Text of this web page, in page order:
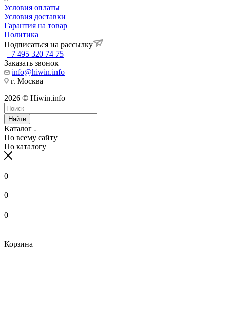
Условия оплаты
Условия доставки
Гарантия на товар
Политика
Подписаться на рассылку
+7 495 320 74 75
Заказать звонок
info@hiwin.info
г. Москва
2026 © Hiwin.info
Найти
Каталог
По всему сайту
По каталогу
0
0
0
Корзина